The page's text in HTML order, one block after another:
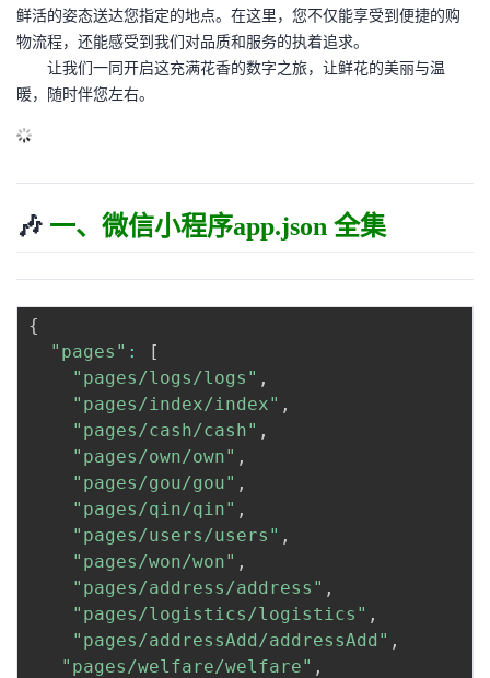
藏
鲜活的姿态送达您指定的地点。在这里，您不仅能享受到便捷的购
物流程，还能感受到我们对品质和服务的执着追求。
让我们一同开启这充满花香的数字之旅，让鲜花的美丽与温
暖，随时伴您左右。
🎶 一、微信小程序app.json 全集
{
"pages" :
[
"pages/logs/logs" ,
"pages/index/index" ,
"pages/cash/cash" ,
"pages/own/own" ,
"pages/gou/gou" ,
"pages/qin/qin" ,
"pages/users/users" ,
"pages/won/won" ,
"pages/address/address" ,
"pages/logistics/logistics" ,
"pages/addressAdd/addressAdd" ,
"pages/welfare/welfare" ,